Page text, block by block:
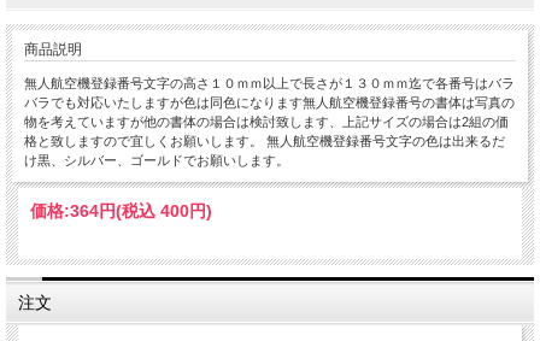
商品説明
無人航空機登録番号文字の高さ１０ｍｍ以上で長さが１３０ｍｍ迄で各番号はバラ
バラでも対応いたしますが色は同色になります無人航空機登録番号の書体は写真の
物を考えていますが他の書体の場合は検討致します、上記サイズの場合は2組の価
格と致しますので宜しくお願いします。 無人航空機登録番号文字の色は出来るだ
け黒、シルバー、ゴールドでお願いします。
価格:364円(税込 400円)
注文